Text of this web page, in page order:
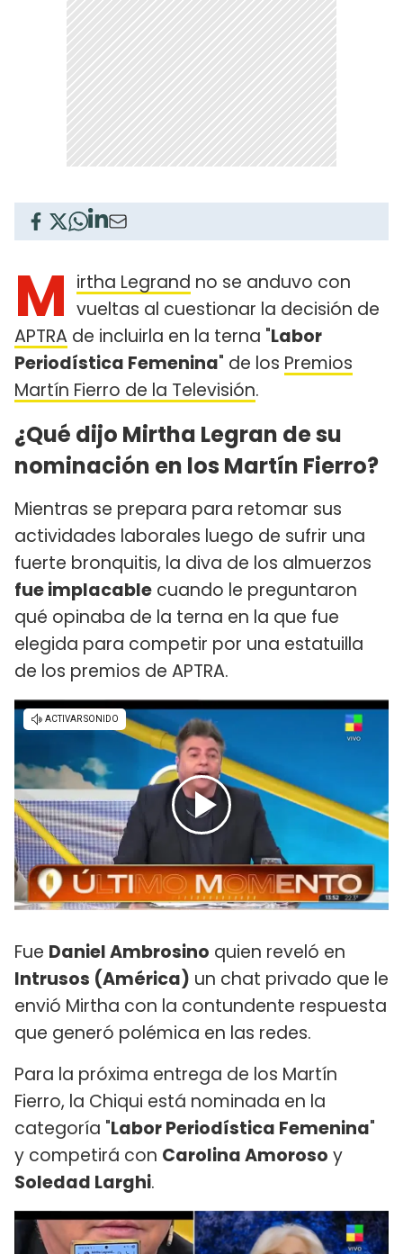
M irtha Legrand no se anduvo con
vueltas al cuestionar la decisión de
APTRA de incluirla en la terna "Labor
Periodística Femenina" de los Premios
Martín Fierro de la Televisión.
¿Qué dijo Mirtha Legran de su
nominación en los Martín Fierro?
Mientras se prepara para retomar sus
actividades laborales luego de sufrir una
fuerte bronquitis, la diva de los almuerzos
fue implacable cuando le preguntaron
qué opinaba de la terna en la que fue
elegida para competir por una estatuilla
de los premios de APTRA.
Fue Daniel Ambrosino quien reveló en
Intrusos (América) un chat privado que le
envió Mirtha con la contundente respuesta
que generó polémica en las redes.
Para la próxima entrega de los Martín
Fierro, la Chiqui está nominada en la
categoría "Labor Periodística Femenina"
y competirá con Carolina Amoroso y
Soledad Larghi.